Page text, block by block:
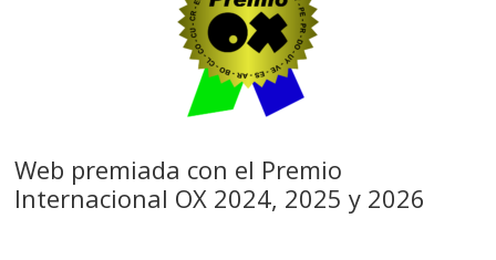
Web premiada con el Premio
Internacional OX 2024, 2025 y 2026